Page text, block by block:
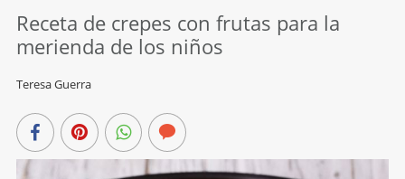
Receta de crepes con frutas para la
merienda de los niños
Teresa Guerra